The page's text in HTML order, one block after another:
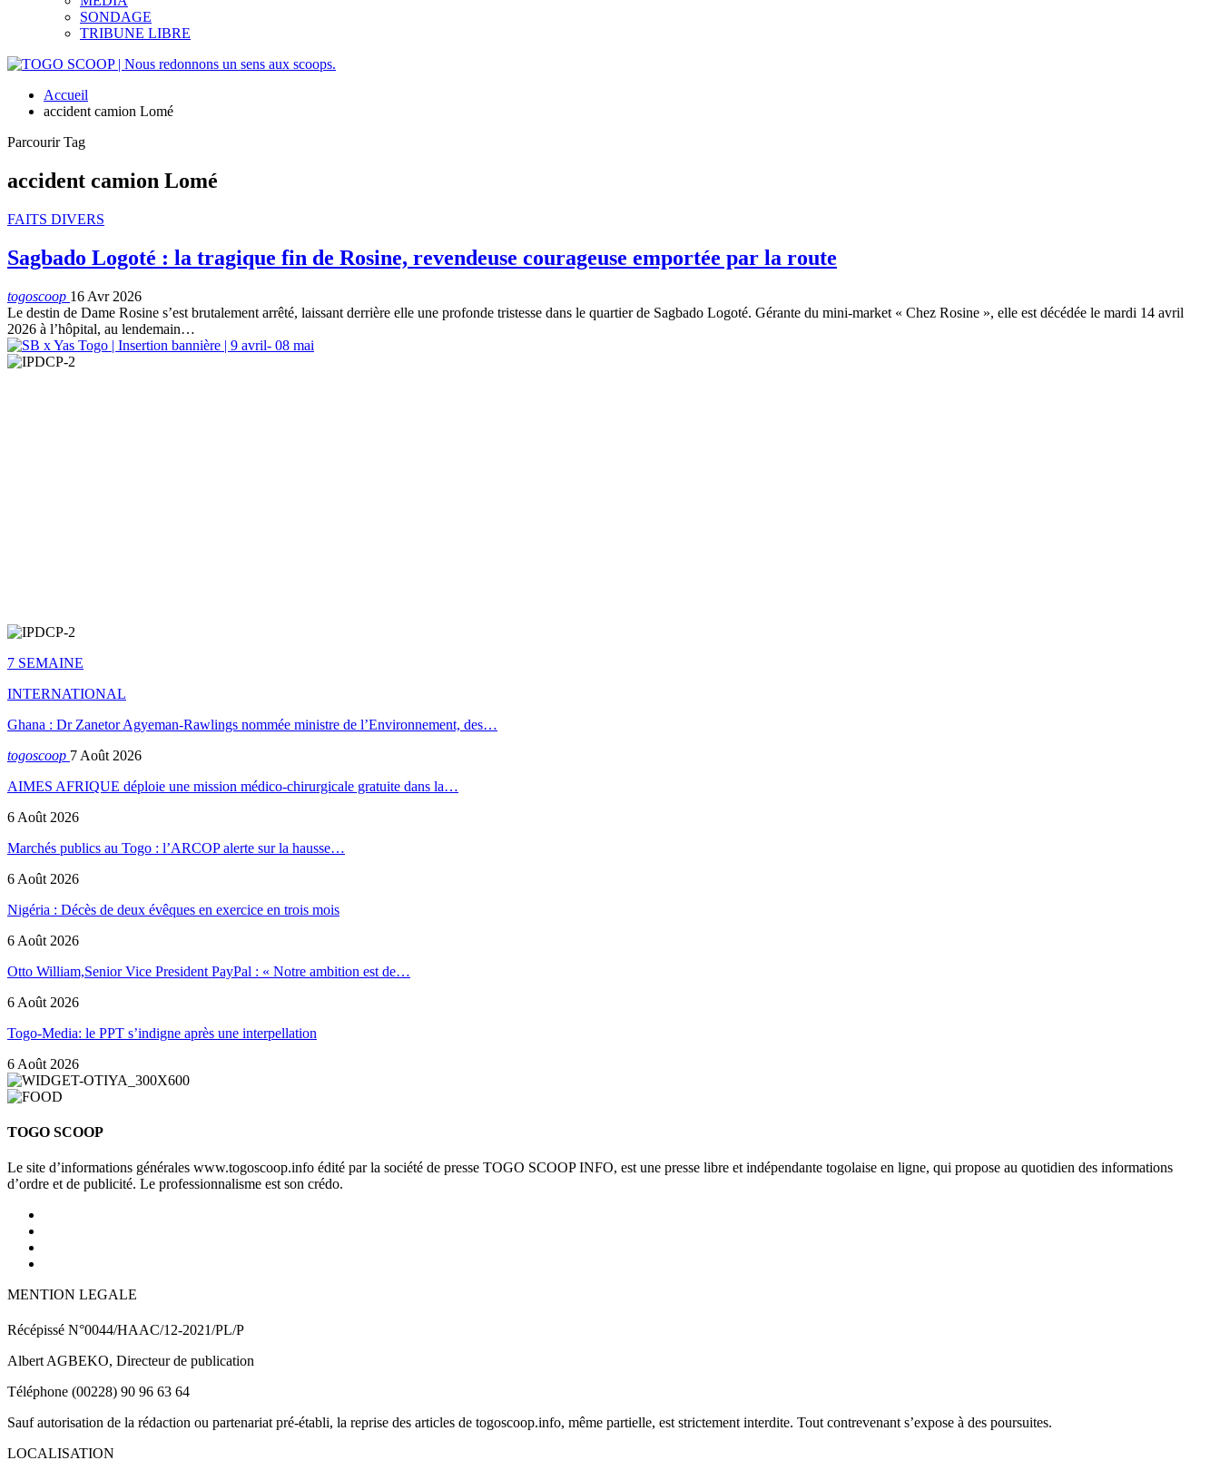
SONDAGE
TRIBUNE LIBRE
Accueil
accident camion Lomé
Parcourir Tag
accident camion Lomé
FAITS DIVERS
Sagbado Logoté : la tragique fin de Rosine, revendeuse courageuse emportée par la route
togoscoop 16 Avr 2026
Le destin de Dame Rosine s’est brutalement arrêté, laissant derrière elle une profonde tristesse dans le quartier de Sagbado Logoté. Gérante du mini-market « Chez Rosine », elle est décédée le mardi 14 avril
2026 à l’hôpital, au lendemain…
7 SEMAINE
INTERNATIONAL
Ghana : Dr Zanetor Agyeman-Rawlings nommée ministre de l’Environnement, des…
togoscoop 7 Août 2026
AIMES AFRIQUE déploie une mission médico-chirurgicale gratuite dans la…
6 Août 2026
Marchés publics au Togo : l’ARCOP alerte sur la hausse…
6 Août 2026
Nigéria : Décès de deux évêques en exercice en trois mois
6 Août 2026
Otto William,Senior Vice President PayPal : « Notre ambition est de…
6 Août 2026
Togo-Media: le PPT s’indigne après une interpellation
6 Août 2026
TOGO SCOOP
Le site d’informations générales www.togoscoop.info édité par la société de presse TOGO SCOOP INFO, est une presse libre et indépendante togolaise en ligne, qui propose au quotidien des informations
d’ordre et de publicité. Le professionnalisme est son crédo.
MENTION LEGALE
Récépissé N°0044/HAAC/12-2021/PL/P
Albert AGBEKO, Directeur de publication
Téléphone (00228) 90 96 63 64
Sauf autorisation de la rédaction ou partenariat pré-établi, la reprise des articles de togoscoop.info, même partielle, est strictement interdite. Tout contrevenant s’expose à des poursuites.
LOCALISATION